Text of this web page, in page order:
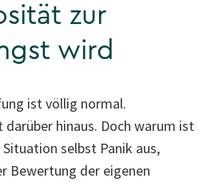
zur
wird
ist völlig normal.
hinaus. Doch warum ist
selbst Panik aus,
Bewertung der eigenen